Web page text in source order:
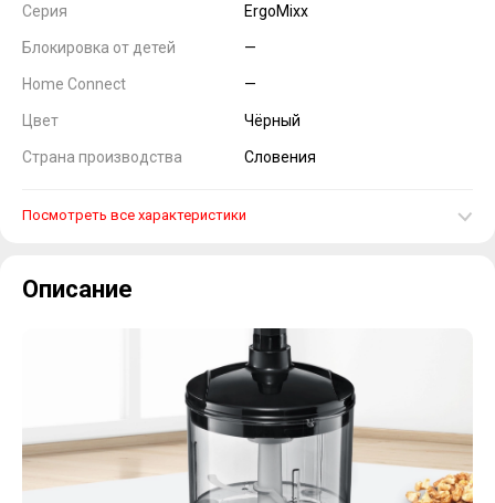
Серия ErgoMixx
Блокировка от детей —
Home Connect —
Цвет Чёрный
Страна производства Словения
Посмотреть все характеристики
Описание